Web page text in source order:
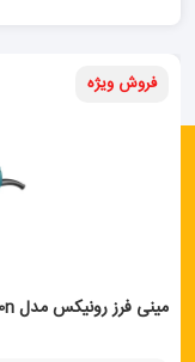
فروش ویژه
مینی فرز رونیکس مدل 3110n